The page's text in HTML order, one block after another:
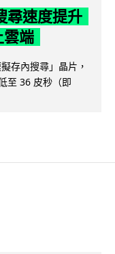
尋速度提升
雲端
存內搜尋」晶片，
至 36 皮秒（即